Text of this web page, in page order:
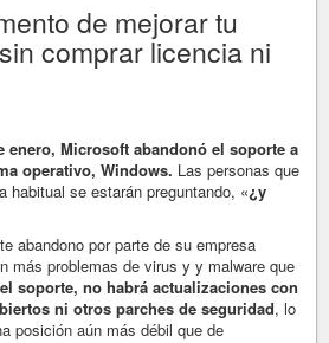
de mejorar tu
comprar licencia ni
enero, Microsoft abandonó el soporte a
operativo, Windows. Las personas que
habitual se estarán preguntando, «¿y
abandono por parte de su empresa
más problemas de virus y y malware que
soporte, no habrá actualizaciones con
ni otros parches de seguridad, lo
posición aún más débil que de